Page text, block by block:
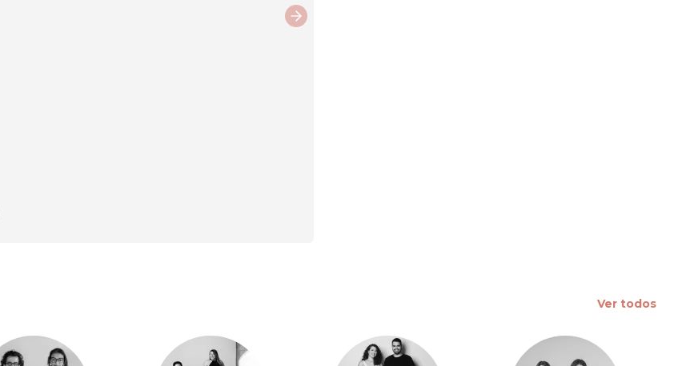
Next slide
Ver todos